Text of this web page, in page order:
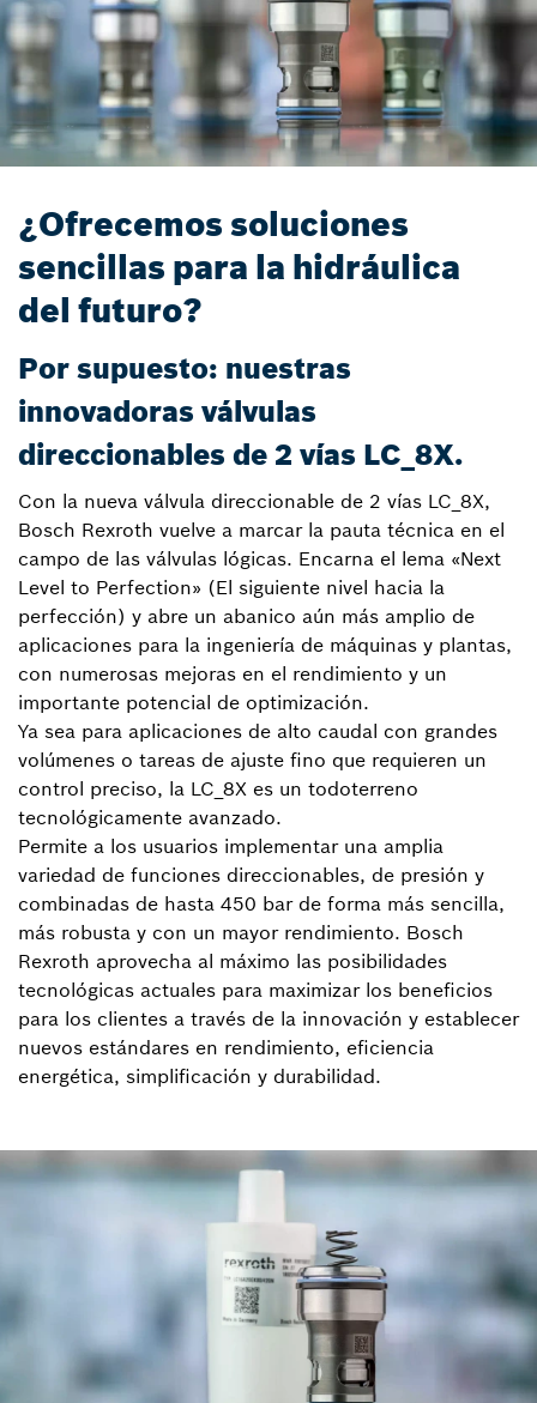
¿Ofrecemos soluciones
sencillas para la hidráulica
del futuro?
Por supuesto: nuestras
innovadoras válvulas
direccionables de 2 vías LC_8X.
Con la nueva válvula direccionable de 2 vías LC_8X,
Bosch Rexroth vuelve a marcar la pauta técnica en el
campo de las válvulas lógicas. Encarna el lema «Next
Level to Perfection» (El siguiente nivel hacia la
perfección) y abre un abanico aún más amplio de
aplicaciones para la ingeniería de máquinas y plantas,
con numerosas mejoras en el rendimiento y un
importante potencial de optimización.
Ya sea para aplicaciones de alto caudal con grandes
volúmenes o tareas de ajuste fino que requieren un
control preciso, la LC_8X es un todoterreno
tecnológicamente avanzado.
Permite a los usuarios implementar una amplia
variedad de funciones direccionables, de presión y
combinadas de hasta 450 bar de forma más sencilla,
más robusta y con un mayor rendimiento. Bosch
Rexroth aprovecha al máximo las posibilidades
tecnológicas actuales para maximizar los beneficios
para los clientes a través de la innovación y establecer
nuevos estándares en rendimiento, eficiencia
energética, simplificación y durabilidad.